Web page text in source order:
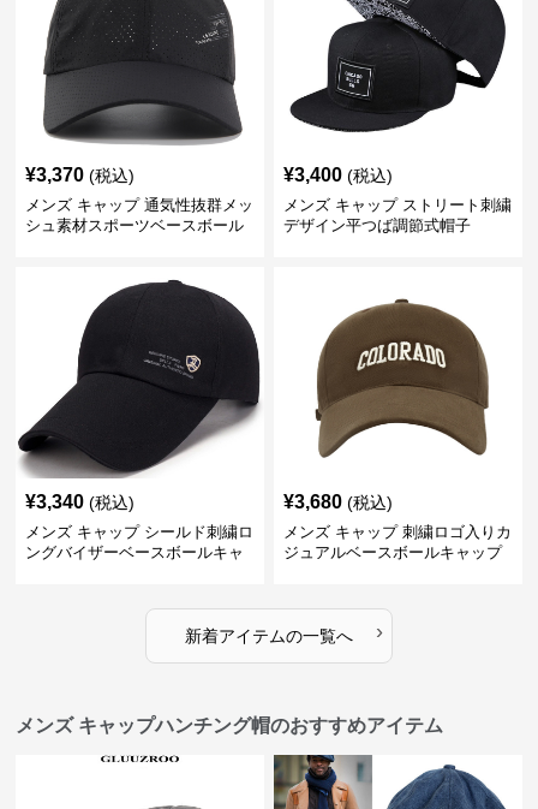
¥3,370 (税込)
メンズ キャップ 通気性抜群メッ
シュ素材スポーツベースボール
¥3,400 (税込)
メンズ キャップ ストリート刺繍
デザイン平つば調節式帽子
¥3,340 (税込)
メンズ キャップ シールド刺繍ロ
ングバイザーベースボールキャ
¥3,680 (税込)
メンズ キャップ 刺繍ロゴ入りカ
ジュアルベースボールキャップ
新着アイテムの一覧へ ›
メンズ キャップハンチング帽のおすすめアイテム